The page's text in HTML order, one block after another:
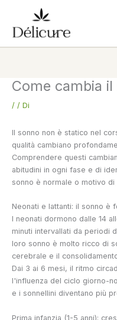
contenuto
Come cambia
/ / Di
Il sonno non è statico nel
qualità cambiano
Comprendere questi
abitudini in ogni fase e di
sonno è normale o motivo
Neonati e lattanti: il sonno è
I neonati dormono dalle 14
minuti intervallati da periodi
loro sonno è molto ricco di
cerebrale e il
Dai 3 ai 6 mesi, il ritmo
l'influenza del ciclo giorno-
e i sonnellini diventano più
Prima infanzia (1-5 anni):